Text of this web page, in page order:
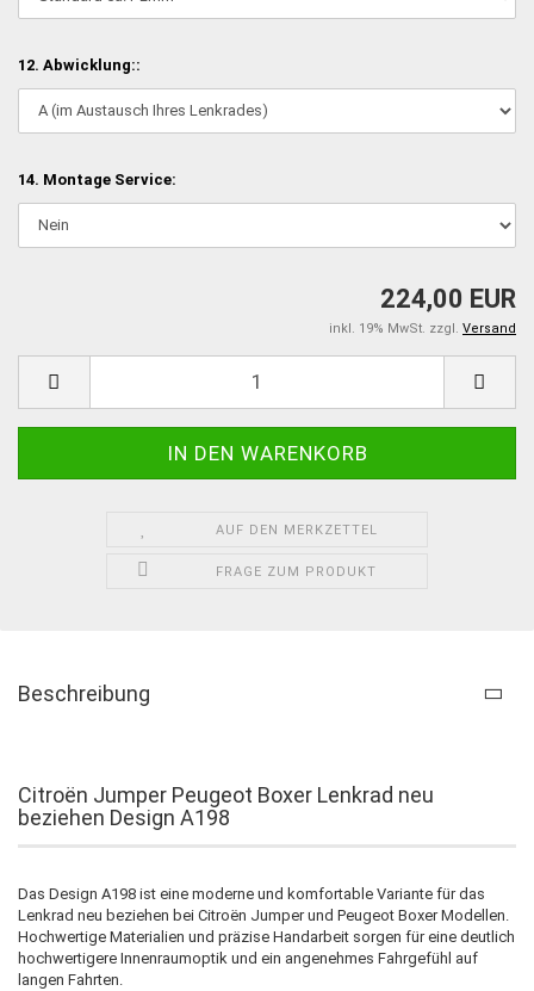
12. Abwicklung::
14. Montage Service:
224,00 EUR
inkl. 19% MwSt. zzgl. Versand
AUF DEN MERKZETTEL
FRAGE ZUM PRODUKT
Beschreibung
Citroën Jumper Peugeot Boxer Lenkrad neu
beziehen Design A198
Das Design A198 ist eine moderne und komfortable Variante für das
Lenkrad neu beziehen bei Citroën Jumper und Peugeot Boxer Modellen.
Hochwertige Materialien und präzise Handarbeit sorgen für eine deutlich
hochwertigere Innenraumoptik und ein angenehmes Fahrgefühl auf
langen Fahrten.